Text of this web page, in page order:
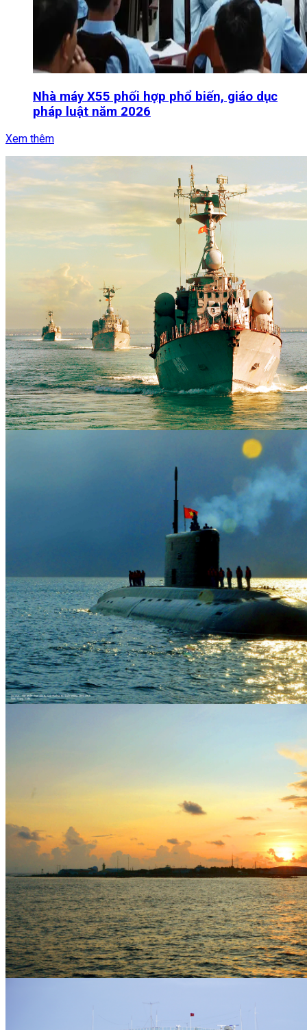
Nhà máy X55 phối hợp phổ biến, giáo dục
pháp luật năm 2026
Xem thêm